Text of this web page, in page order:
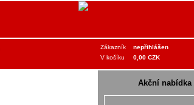
Zákazník
nepřihlášen
V košíku
0,00 CZK
Akční nabídka